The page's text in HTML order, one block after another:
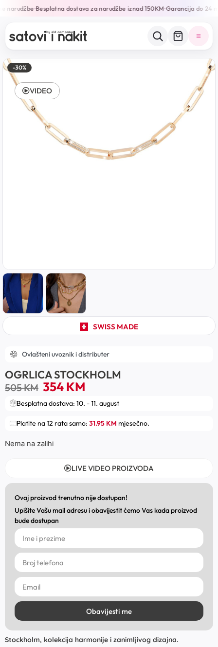
narudžbe•Besplatna dostava za narudžbe iznad 150KM•Garancija do 24
-30%
SWISS MADE
VIDEO
Ovlašteni uvoznik i distributer
OGRLICA STOCKHOLM
505KM 354KM
Besplatna dostava: 10. - 11. august
Platite na 12 rata samo: 31.95 KM mjesečno.
Nema na zalihi
LIVE VIDEO PROIZVODA
Ovaj proizvod trenutno nije dostupan!
Upišite Vašu mail adresu i obavijestit ćemo Vas kada proizvod
bude dostupan
Obavijesti me
Stockholm, kolekcija harmonije i zanimljivog dizajna.